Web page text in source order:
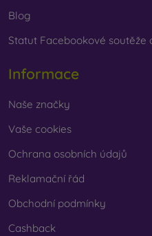
Blog
Statut Facebookové soutěže
Informace
Naše značky
Vaše cookies
Ochrana osobních údajů
Reklamační řád
Obchodní podmínky
Cashback